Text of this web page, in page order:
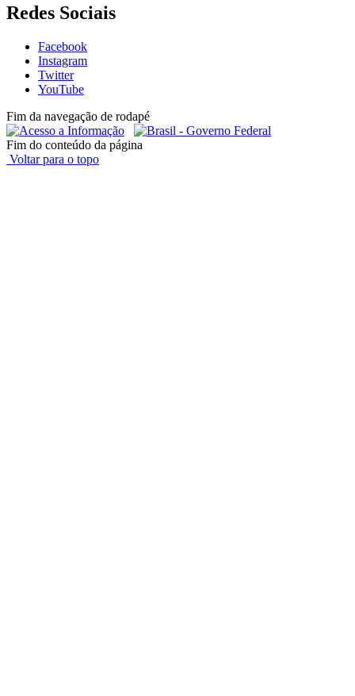
Redes Sociais
Facebook
Instagram
Twitter
YouTube
Fim da navegação de rodapé
Fim do conteúdo da página
Voltar para o topo